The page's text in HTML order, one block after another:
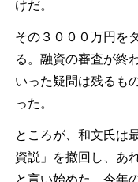
けだ。
その３０００万円を
る。融資の審査が終
いった疑問は残るも
った。
ところが、和文氏は
資説」を撤回し、あ
と言い始めた。今年